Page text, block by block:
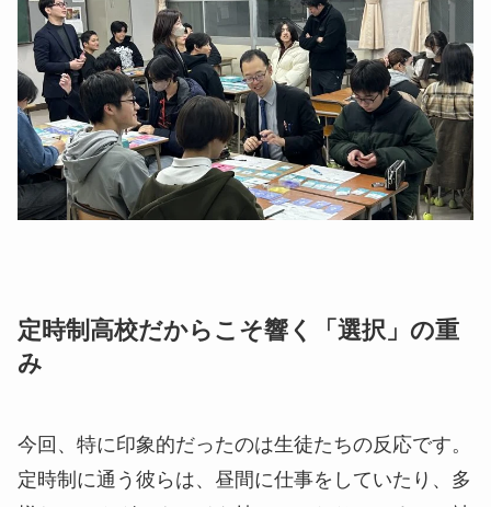
定時制高校だからこそ響く「選択」の重
み
今回、特に印象的だったのは生徒たちの反応です。
定時制に通う彼らは、昼間に仕事をしていたり、多